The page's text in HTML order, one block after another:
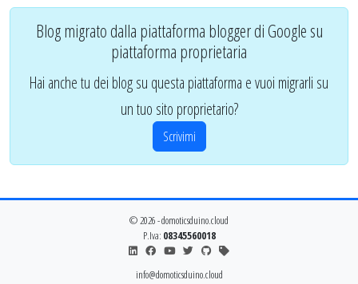
Blog migrato dalla piattaforma blogger di Google su
piattaforma proprietaria
Hai anche tu dei blog su questa piattaforma e vuoi migrarli su
un tuo sito proprietario?
Scrivimi
© 2026 - domoticsduino.cloud
P.Iva: 08345560018
info@domoticsduino.cloud